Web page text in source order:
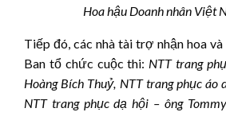
Hoa hậu Doanh nhân Việt
Tiếp đó, các nhà tài trợ nhận hoa
Ban tổ chức cuộc thi: NTT trang
Hoàng Bích Thuỷ, NTT trang phục áo
NTT trang phục dạ hội – ông